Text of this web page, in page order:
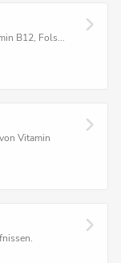
B12, Fols...
Vitamin